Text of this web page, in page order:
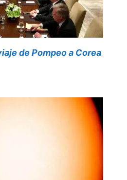
de Pompeo a Corea